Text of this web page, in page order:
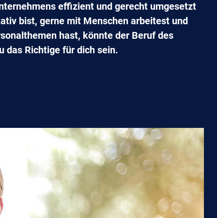
effizient und gerecht umgesetzt
bist, gerne mit Menschen arbeitest und
hast, könnte der Beruf des
das Richtige für dich sein.